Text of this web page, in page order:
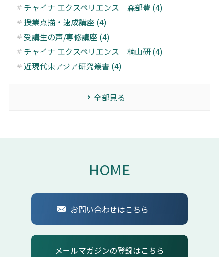
チャイナ エクスペリエンス 森部豊 (4)
授業点描・速成講座 (4)
受講生の声/専修講座 (4)
チャイナ エクスペリエンス 楠山研 (4)
近現代東アジア研究叢書 (4)
全部見る
HOME
お問い合わせはこちら
メールマガジンの登録はこちら